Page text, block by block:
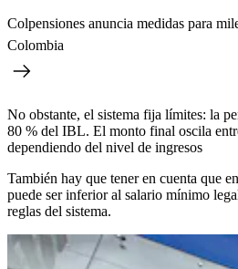
Colpensiones anuncia medidas para
Colombia
No obstante, el sistema fija límites: la
80 % del IBL. El monto final oscila
dependiendo del nivel de ingresos
También hay que tener en cuenta que
puede ser inferior al salario mínimo
reglas del sistema.